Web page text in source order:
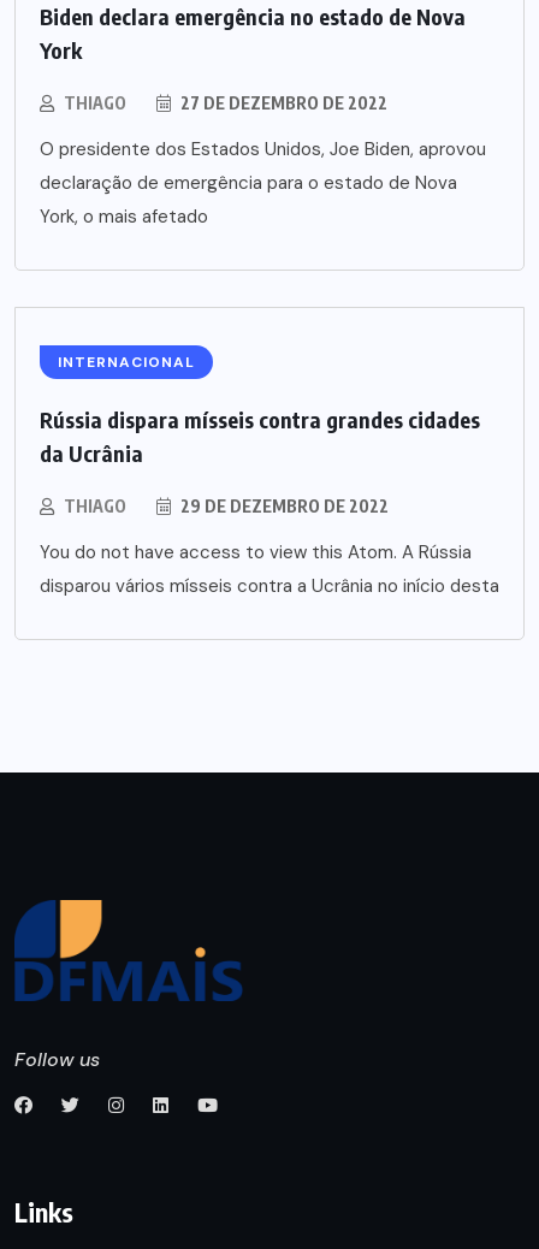
Biden declara emergência no estado de Nova
York
THIAGO 27 DE DEZEMBRO DE 2022
O presidente dos Estados Unidos, Joe Biden, aprovou
declaração de emergência para o estado de Nova
York, o mais afetado
INTERNACIONAL
Rússia dispara mísseis contra grandes cidades
da Ucrânia
THIAGO 29 DE DEZEMBRO DE 2022
You do not have access to view this Atom. A Rússia
disparou vários mísseis contra a Ucrânia no início desta
Follow us
Links